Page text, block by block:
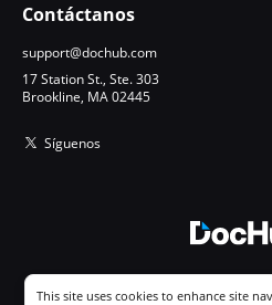
Contáctanos
support@dochub.com
17 Station St., Ste. 303
Brookline, MA 02445
Síguenos
Cookie consent notice
This site uses cookies to enhance site